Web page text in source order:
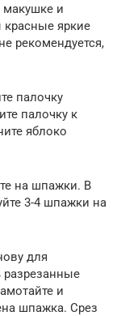
макушке и
яркие
рекомендуется,
палочку
палочку к
яблоко
на шпажки. В
3-4 шпажки на
для
разрезанные
и
шпажка. Срез